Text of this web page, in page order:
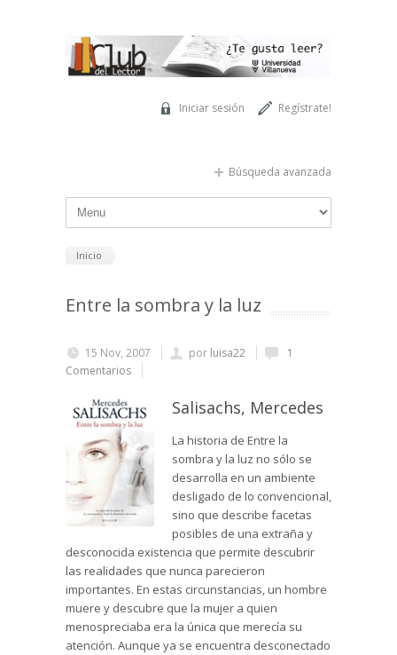
Regístrate!
Iniciar sesión
Búsqueda avanzada
Inicio
Entre la sombra y la luz
15 Nov, 2007 por luisa22
1
Comentarios
Salisachs, Mercedes
La historia de Entre la
sombra y la luz no sólo se
desarrolla en un ambiente
desligado de lo convencional,
sino que describe facetas
posibles de una extraña y
desconocida existencia que permite descubrir
las realidades que nunca parecieron
importantes. En estas circunstancias, un hombre
muere y descubre que la mujer a quien
menospreciaba era la única que merecía su
atención. Aunque ya se encuentra desconectado